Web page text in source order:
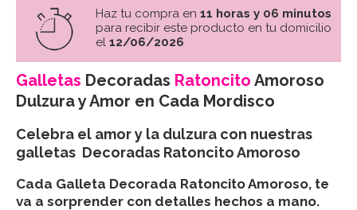
Haz tu compra en 11 horas y 06 minutos
para recibir este producto en tu domicilio
el 12/06/2026
Galletas Decoradas Ratoncito Amoroso
Dulzura y Amor en Cada Mordisco
Celebra el amor y la dulzura con nuestras
galletas Decoradas Ratoncito Amoroso
Cada Galleta Decorada Ratoncito Amoroso, te
va a sorprender con detalles hechos a mano.